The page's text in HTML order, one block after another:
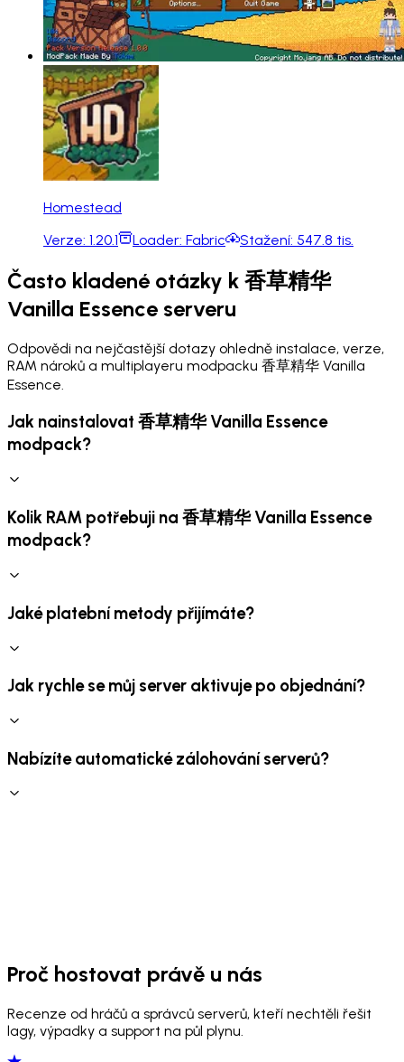
Homestead
Verze: 1.20.1 Loader: Fabric Stažení: 547.8 tis.
Často kladené otázky k 香草精华
Vanilla Essence serveru
Odpovědi na nejčastější dotazy ohledně instalace, verze,
RAM nároků a multiplayeru modpacku 香草精华 Vanilla
Essence.
Jak nainstalovat 香草精华 Vanilla Essence
modpack?
Kolik RAM potřebuji na 香草精华 Vanilla Essence
modpack?
Jaké platební metody přijímáte?
Jak rychle se můj server aktivuje po objednání?
Nabízíte automatické zálohování serverů?
Proč hostovat právě u nás
Recenze od hráčů a správců serverů, kteří nechtěli řešit
lagy, výpadky a support na půl plynu.